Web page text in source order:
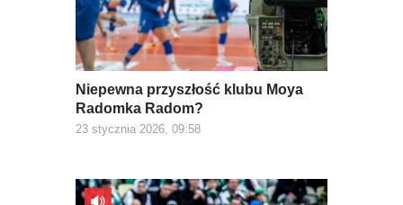
Niepewna przyszłość klubu Moya
Radomka Radom?
23 stycznia 2026, 09:58